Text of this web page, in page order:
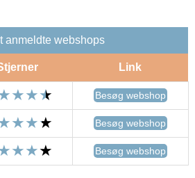
anmeldte webshops
Link
Besøg webshop
Besøg webshop
Besøg webshop